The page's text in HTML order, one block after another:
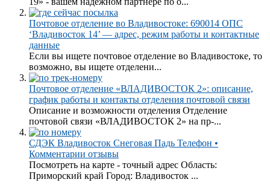
Почтовое отделение во Владивостоке: 690014 ОПС
‘Владивосток 14’ — адрес, режим работы и контактные
данные
Если вы ищете почтовое отделение во Владивостоке, то
возможно, вы ищете отделени...
Почтовое отделение «ВЛАДИВОСТОК 2»: описание,
график работы и контакты отделения почтовой связи
Описание и возможности отделения Отделение
почтовой связи «ВЛАДИВОСТОК 2» на пр-...
СДЭК Владивосток Снеговая Падь Телефон •
Комментарии отзывы
Посмотреть на карте - точный адрес Область:
Приморский край Город: Владивосток ...